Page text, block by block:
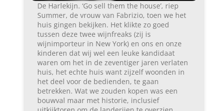
De Harlekijn. ‘Go sell them the house’, riep
Summer, de vrouw van Fabrizio, toen we het
huis gingen bekijken. Het klikte zo goed
tussen deze twee wijnfreaks (zij is
wijnimporteur in New York) en ons en onze
kinderen dat wij wel een leuke kandidaat
waren om het in de zeventiger jaren verlaten
huis, het echte huis want zijzelf woonden in
het deel voor de bedienden, te gaan
betrekken. Wat we zouden kopen was een
bouwval maar met historie, inclusief